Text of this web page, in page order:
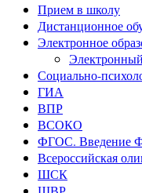
Прием в школу
Дистанционное
Электронное
Социально-
ГИА
ВПР
ВСОКО
ФГОС. Введение
Всероссийская
ШСК